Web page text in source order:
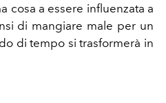
cosa a essere influenzata a
di mangiare male per un
di tempo si trasformerà in